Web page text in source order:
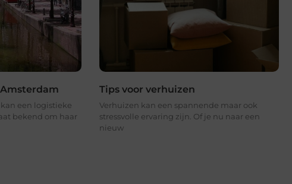
een logistieke
bekend om haar
Tips voor verhuizen
Verhuizen kan een spannende maar ook
stressvolle ervaring zijn. Of je nu naar een
nieuw